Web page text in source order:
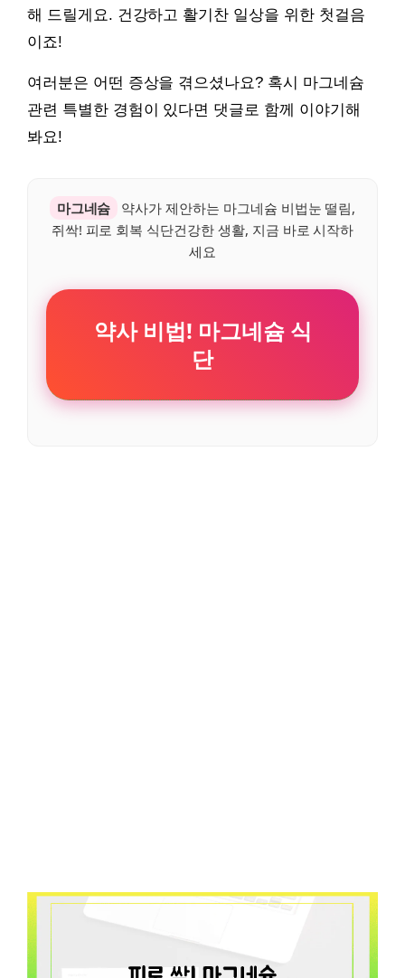
해 드릴게요. 건강하고 활기찬 일상을 위한 첫걸음
이죠!
여러분은 어떤 증상을 겪으셨나요? 혹시 마그네슘
관련 특별한 경험이 있다면 댓글로 함께 이야기해
봐요!
마그네슘
약사가 제안하는 마그네슘 비법눈 떨림,
쥐싹! 피로 회복 식단건강한 생활, 지금 바로 시작하
세요
약사 비법! 마그네슘 식
단